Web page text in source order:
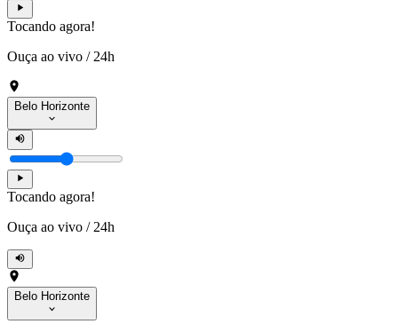
Tocando agora!
Ouça ao vivo / 24h
Belo Horizonte
Tocando agora!
Ouça ao vivo / 24h
Belo Horizonte